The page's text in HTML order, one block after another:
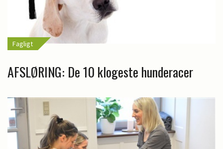
Fagligt
AFSLØRING: De 10 klogeste hunderacer